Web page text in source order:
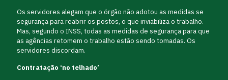
Os servidores alegam que o órgão não adotou as medidas se
segurança para reabrir os postos, o que inviabiliza o trabalho.
Mas, segundo o INSS, todas as medidas de segurança para que
as agências retomem o trabalho estão sendo tomadas. Os
servidores discordam.
Contratação ‘no telhado’